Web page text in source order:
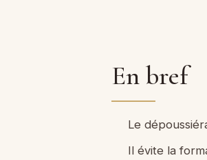
En bref
Le
Il évite la